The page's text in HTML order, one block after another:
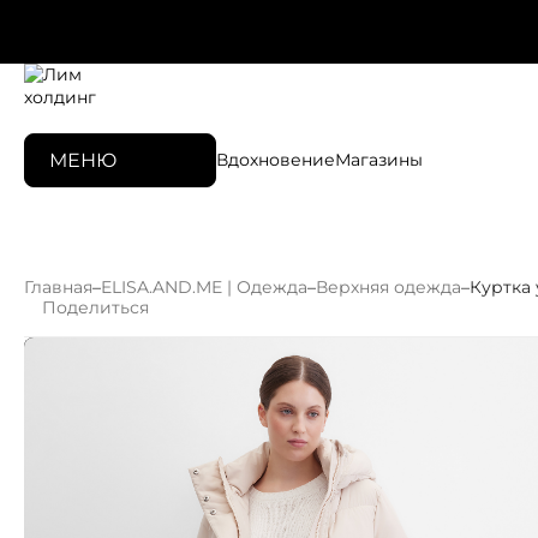
МЕНЮ ВдохновениеМагазины
Главная–ELISA.AND.ME | Одежда–Верхняя одежда–Куртка
Поделиться